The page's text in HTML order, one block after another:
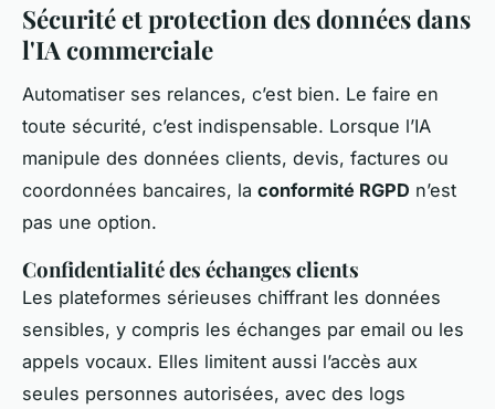
Sécurité et protection des données dans
l'IA commerciale
Automatiser ses relances, c’est bien. Le faire en
toute sécurité, c’est indispensable. Lorsque l’IA
manipule des données clients, devis, factures ou
coordonnées bancaires, la conformité RGPD n’est
pas une option.
Confidentialité des échanges clients
Les plateformes sérieuses chiffrant les données
sensibles, y compris les échanges par email ou les
appels vocaux. Elles limitent aussi l’accès aux
seules personnes autorisées, avec des logs